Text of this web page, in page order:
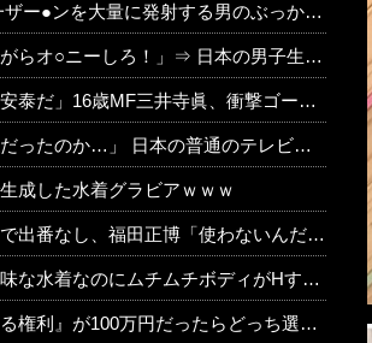
発射する男のぶっかけセッ●ス」シリーズが凄すぎてワロタｗｗｗ
ろ！」⇒ 日本の男子生徒への性的いじめ動画がエ□すぎる
ール！久保建英超え歴代2位の記録！3得点に絡む活躍で海外絶賛！【海外の反応】
普通のテレビ番組が最新SNSの数十年先を行っていたと話題に
成した水着グラビアｗｗｗ
し、福田正博「使わないんだったら呼ぶな！」
な水着なのにムチムチボディがHすぎる
利』が100万円だったらどっち選ぶwww